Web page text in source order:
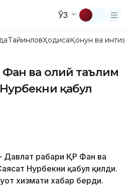
ЎЗ
ТайинловҲодисаҚонун ва
Фан ва олий таълим
қабул
раҳбари ҚР Фан ва
Нурбекни қабул қилди.
хизмати хабар берди.